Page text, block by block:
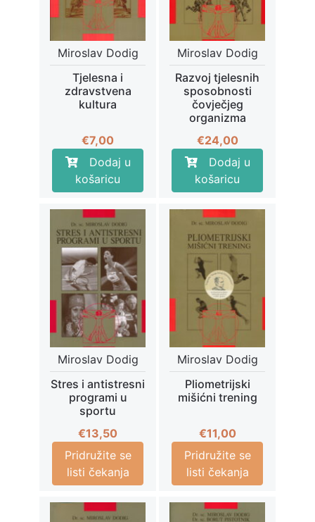
Miroslav Dodig
Tjelesna i
zdravstvena
kultura
€7,00
Dodaj u
košaricu
Miroslav Dodig
Razvoj tjelesnih
sposobnosti
čovječjeg
organizma
€24,00
Dodaj u
košaricu
Miroslav Dodig
Stres i antistresni
programi u
sportu
€13,50
Pridružite se
listi čekanja
Miroslav Dodig
Pliometrijski
mišićni trening
€11,00
Pridružite se
listi čekanja